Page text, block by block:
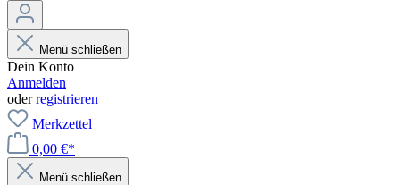
Menü schließen
Dein Konto
Anmelden
oderregistrieren
Merkzettel
0,00 €*
Menü schließen